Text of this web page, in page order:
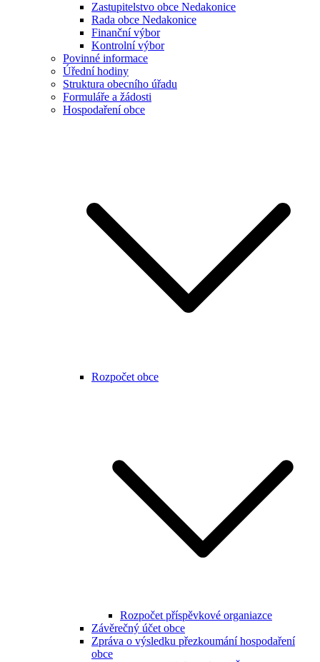
Zastupitelstvo obce Nedakonice
Rada obce Nedakonice
Finanční výbor
Kontrolní výbor
Povinné informace
Úřední hodiny
Struktura obecního úřadu
Formuláře a žádosti
Hospodaření obce
Rozpočet obce
Rozpočet příspěvkové organiazce
Závěrečný účet obce
Zpráva o výsledku přezkoumání hospodaření
obce